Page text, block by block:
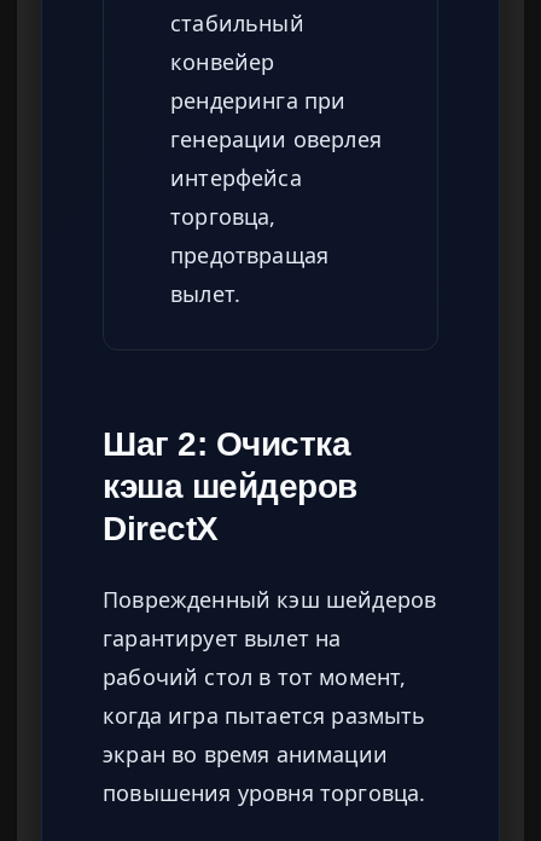
стабильный
конвейер
рендеринга при
генерации оверлея
интерфейса
торговца,
предотвращая
вылет.
Шаг 2: Очистка
кэша шейдеров
DirectX
Поврежденный кэш шейдеров
гарантирует вылет на
рабочий стол в тот момент,
когда игра пытается размыть
экран во время анимации
повышения уровня торговца.